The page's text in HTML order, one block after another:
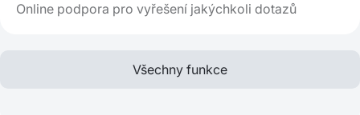
Online podpora pro vyřešení jakýchkoli dotazů
Všechny funkce